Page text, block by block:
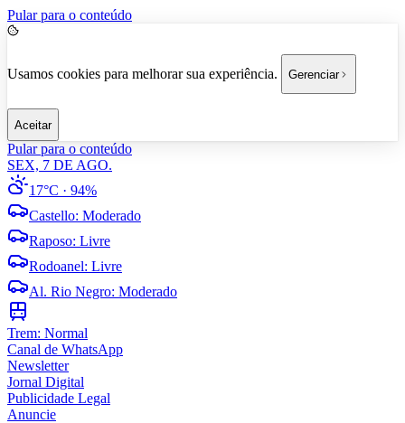
Pular para o conteúdo
Usamos cookies para melhorar sua experiência. Gerenciar
Aceitar
Pular para o conteúdo
SEX, 7 DE AGO.
17°C · 94%
Castello: Moderado
Raposo: Livre
Rodoanel: Livre
Al. Rio Negro: Moderado
Trem: Normal
Canal de WhatsApp
Newsletter
Jornal Digital
Publicidade Legal
Anuncie